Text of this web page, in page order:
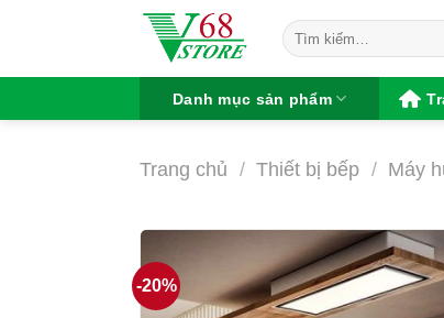
Tìm
kiếm:
Danh mục sản phẩm
Trang chủ / Thiết bị bếp / Máy
-20%